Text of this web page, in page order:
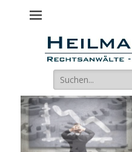
Suche
nach: